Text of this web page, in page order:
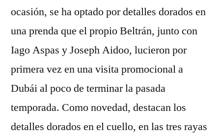
ocasión, se ha optado por detalles dorados en
una prenda que el propio Beltrán, junto con
Iago Aspas y Joseph Aidoo, lucieron por
primera vez en una visita promocional a
Dubái al poco de terminar la pasada
temporada. Como novedad, destacan los
detalles dorados en el cuello, en las tres rayas